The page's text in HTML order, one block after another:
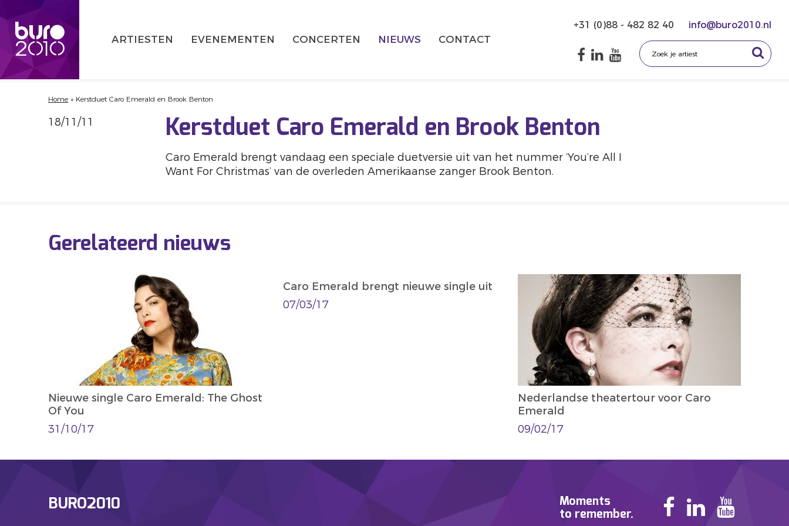
ARTIESTEN EVENEMENTEN CONCERTEN NIEUWS CONTACT
+31 (0)88 - 482 82 40 info@buro2010.nl
Home » Kerstduet Caro Emerald en Brook Benton
18/11/11 Kerstduet Caro Emerald en Brook Benton
Caro Emerald brengt vandaag een speciale duetversie uit van het nummer ‘You’re All I
Want For Christmas’ van de overleden Amerikaanse zanger Brook Benton.
Gerelateerd nieuws
Nieuwe single Caro Emerald: The Ghost
Of You
31/10/17
Caro Emerald brengt nieuwe single uit
07/03/17
Nederlandse theatertour voor Caro
Emerald
09/02/17
BURO2010
Moments
to remember.